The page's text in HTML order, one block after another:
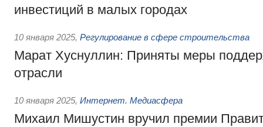
инвестиций в малых городах
10 января 2025, Регулирование в сфере строительства
Марат Хуснуллин: Приняты меры
отрасли
10 января 2025, Интернет. Медиасфера
Михаил Мишустин вручил премии